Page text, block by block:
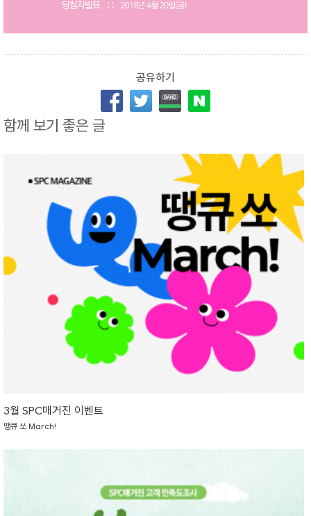
함께 보기 좋은 글
3월 SPC매거진 이벤트
땡큐 쏘 March!